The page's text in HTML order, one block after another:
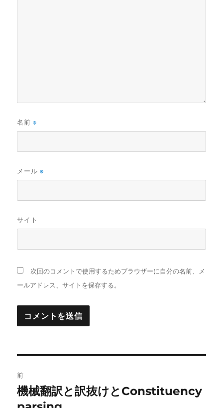
名前※
メール※
サイト
次回のコメントで使用するためブラウザーに自分の名前、メ
ールアドレス、サイトを保存する。
稿
前
前
の
機械翻訳と訳抜けとConstituency